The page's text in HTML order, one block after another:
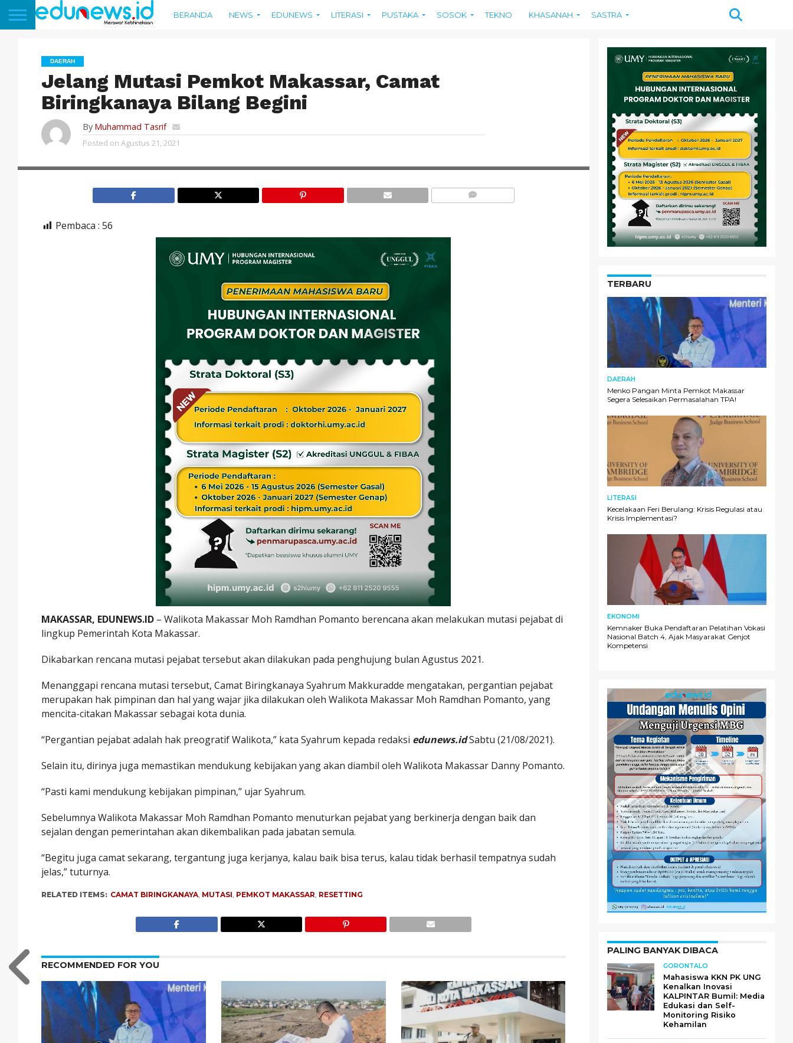
BERANDA NEWS EDUNEWS LITERASI PUSTAKA SOSOK TEKNO KHASANAH SASTRA
DAERAH
Jelang Mutasi Pemkot Makassar, Camat
Biringkanaya Bilang Begini
By Muhammad Tasrif
Posted on Agustus 21, 2021
Pembaca : 56
MAKASSAR, EDUNEWS.ID – Walikota Makassar Moh Ramdhan Pomanto berencana akan melakukan mutasi pejabat di
lingkup Pemerintah Kota Makassar.
Dikabarkan rencana mutasi pejabat tersebut akan dilakukan pada penghujung bulan Agustus 2021.
Menanggapi rencana mutasi tersebut, Camat Biringkanaya Syahrum Makkuradde mengatakan, pergantian pejabat
merupakan hak pimpinan dan hal yang wajar jika dilakukan oleh Walikota Makassar Moh Ramdhan Pomanto, yang
mencita-citakan Makassar sebagai kota dunia.
“Pergantian pejabat adalah hak preogratif Walikota,” kata Syahrum kepada redaksi edunews.idSabtu (21/08/2021).
Selain itu, dirinya juga memastikan mendukung kebijakan yang akan diambil oleh Walikota Makassar Danny Pomanto.
“Pasti kami mendukung kebijakan pimpinan,” ujar Syahrum.
Sebelumnya Walikota Makassar Moh Ramdhan Pomanto menuturkan pejabat yang berkinerja dengan baik dan
sejalan dengan pemerintahan akan dikembalikan pada jabatan semula.
“Begitu juga camat sekarang, tergantung juga kerjanya, kalau baik bisa terus, kalau tidak berhasil tempatnya sudah
jelas,” tuturnya.
RELATED ITEMS: CAMAT BIRINGKANAYA, MUTASI, PEMKOT MAKASSAR, RESETTING
RECOMMENDED FOR YOU
TERBARU
DAERAH
Menko Pangan Minta Pemkot Makassar
Segera Selesaikan Permasalahan TPA!
LITERASI
Kecelakaan Feri Berulang: Krisis Regulasi atau
Krisis Implementasi?
EKONOMI
Kemnaker Buka Pendaftaran Pelatihan Vokasi
Nasional Batch 4, Ajak Masyarakat Genjot
Kompetensi
PALING BANYAK DIBACA
GORONTALO
Mahasiswa KKN PK UNG
Kenalkan Inovasi
KALPINTAR Bumil: Media
Edukasi dan Self-
Monitoring Risiko
Kehamilan